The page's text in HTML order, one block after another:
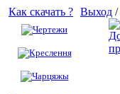
Как скачать ?
Чертежи
Креслення
Чарцяжы
Выход /